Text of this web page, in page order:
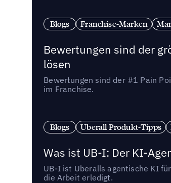
Blogs Franchise-Marken
Bewertungen sind der
lösen
Bewertungen sind der #1 Pain
im Franchise.
Blogs Uberall Produkt-Tipps
Was ist UB-I: Der KI-
UB-I ist Uberalls agentische KI
die Arbeit erledigt.